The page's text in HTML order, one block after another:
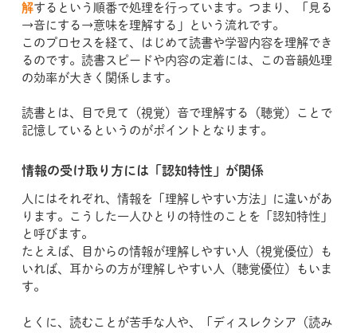
解するという順番で処理を行っています。つまり、「見る
→音にする→意味を理解する」という流れです。
このプロセスを経て、はじめて読書や学習内容を理解でき
るのです。読書スピードや内容の定着には、この音韻処理
の効率が大きく関係します。
読書とは、目で見て（視覚）音で理解する（聴覚）ことで
記憶しているというのがポイントとなります。
情報の受け取り方には「認知特性」が関係
人にはそれぞれ、情報を「理解しやすい方法」に違いがあ
ります。こうした一人ひとりの特性のことを「認知特性」
と呼びます。
たとえば、目からの情報が理解しやすい人（視覚優位）も
いれば、耳からの方が理解しやすい人（聴覚優位）もいま
す。
とくに、読むことが苦手な人や、「ディスレクシア（読み